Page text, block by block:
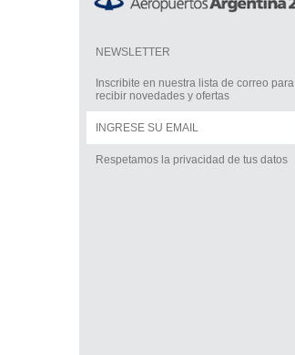
NEWSLETTER
Inscribite en nuestra lista de correo para
recibir novedades y ofertas
Respetamos la privacidad de tus datos